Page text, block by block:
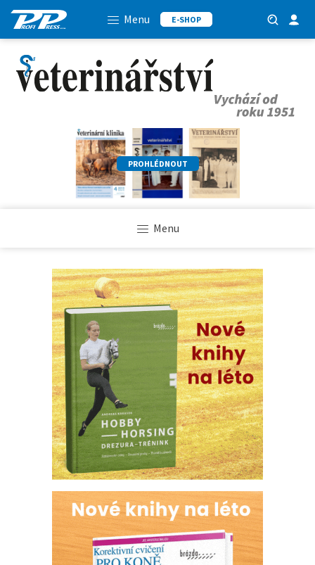
Menu E-SHOP
PROHLÉDNOUT
Menu